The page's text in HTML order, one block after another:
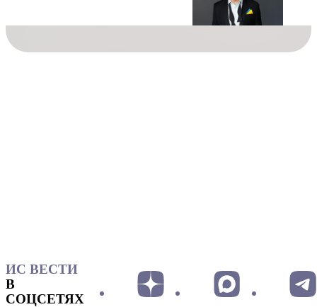
ИС ВЕСТИ
В
СОЦСЕТЯХ